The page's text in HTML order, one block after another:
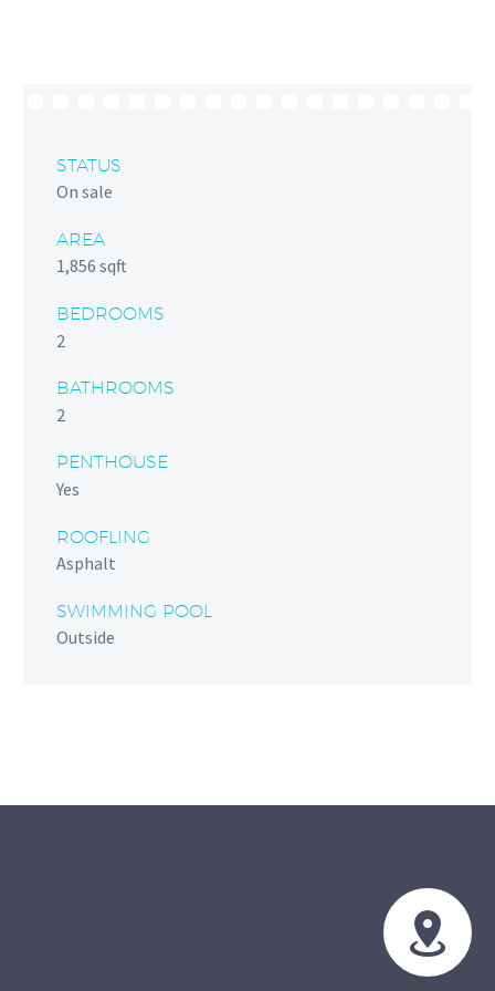
STATUS
On sale
AREA
1,856 sqft
BEDROOMS
2
BATHROOMS
2
PENTHOUSE
Yes
ROOFLING
Asphalt
SWIMMING POOL
Outside

